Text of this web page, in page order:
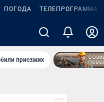
ПОГОДА ТЕЛЕПРОГРАММА
приезжих